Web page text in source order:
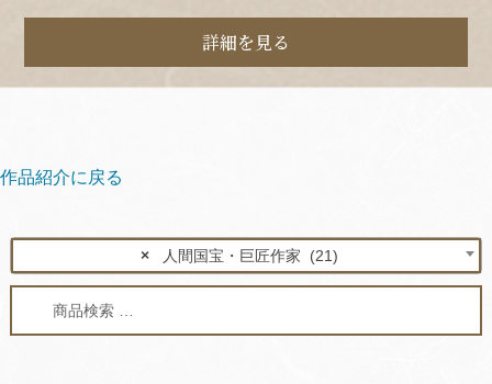
詳細を見る
作品紹介に戻る
× 人間国宝・巨匠作家 (21)